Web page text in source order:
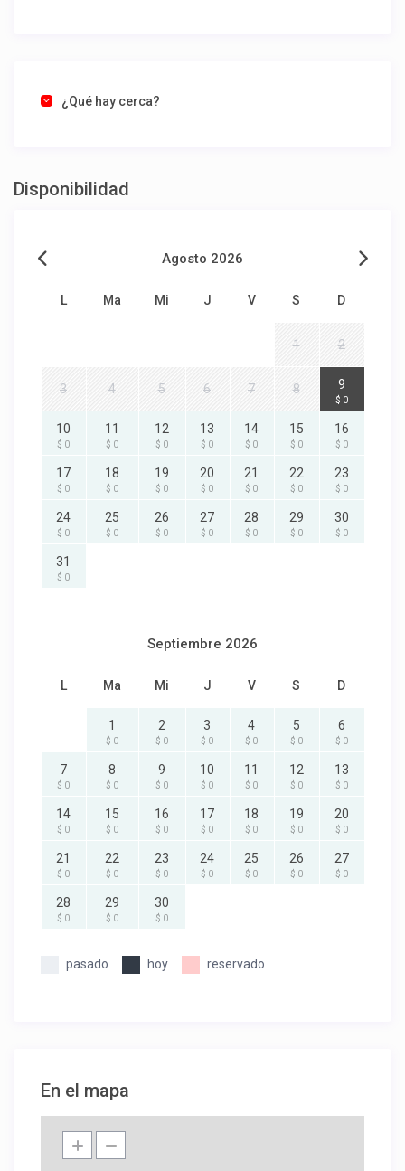
¿Qué hay cerca?
Disponibilidad
Agosto 2026
L Ma Mi J V S D
1 2
3 4 5 6 7 8 9
$ 0
10
$ 0
11
$ 0
12
$ 0
13
$ 0
14
$ 0
15
$ 0
16
$ 0
17
$ 0
18
$ 0
19
$ 0
20
$ 0
21
$ 0
22
$ 0
23
$ 0
24
$ 0
25
$ 0
26
$ 0
27
$ 0
28
$ 0
29
$ 0
30
$ 0
31
$ 0
Septiembre 2026
L Ma Mi J V S D
1
$ 0
2
$ 0
3
$ 0
4
$ 0
5
$ 0
6
$ 0
7
$ 0
8
$ 0
9
$ 0
10
$ 0
11
$ 0
12
$ 0
13
$ 0
14
$ 0
15
$ 0
16
$ 0
17
$ 0
18
$ 0
19
$ 0
20
$ 0
21
$ 0
22
$ 0
23
$ 0
24
$ 0
25
$ 0
26
$ 0
27
$ 0
28
$ 0
29
$ 0
30
$ 0
pasado hoy reservado
En el mapa